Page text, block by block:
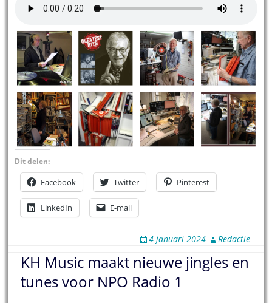
Dit delen:
Facebook Twitter Pinterest
LinkedIn E-mail
4 januari 2024 Redactie
KH Music maakt nieuwe jingles en
tunes voor NPO Radio 1